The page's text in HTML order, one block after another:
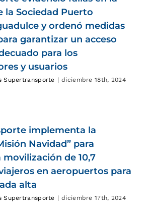
la Sociedad Puerto
y ordenó medidas
garantizar un acceso
para los
y usuarios
Supertransporte | diciembre 18th, 2024
implementa la
Navidad” para
de 10,7
en aeropuertos para
alta
Supertransporte | diciembre 17th, 2024